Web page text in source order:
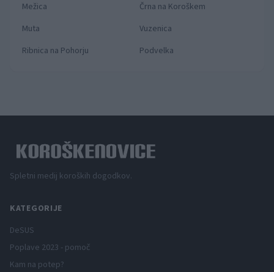
Mežica
Črna na Koroškem
Muta
Vuzenica
Ribnica na Pohorju
Podvelka
Spletni medij koroških dogodkov.
KATEGORIJE
DeSUS
Poplave 2023 - pomoč
Kam na potep?